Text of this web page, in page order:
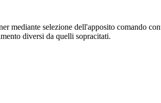
mediante selezione dell'apposito comando
diversi da quelli sopracitati.